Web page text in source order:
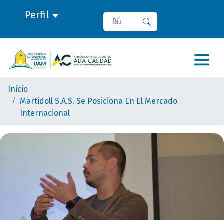
Perfil Buscar
Inicio
Martidoll S.A.S. Se Posiciona En El Mercado
Internacional